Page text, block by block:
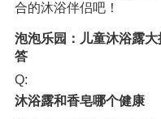
合的沐浴伴侣吧！
泡泡乐园：儿童沐浴露
答
Q:
沐浴露和香皂哪个健康